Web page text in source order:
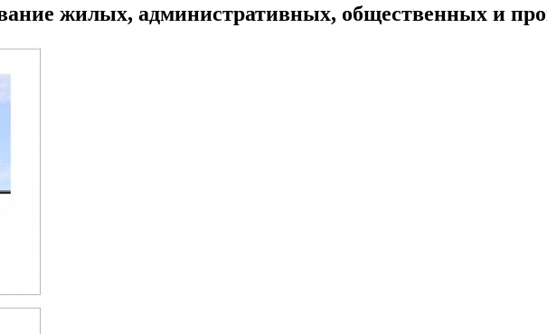
жилых, административных, общественных и